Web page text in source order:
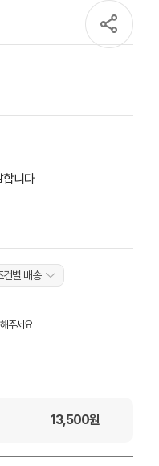
합니다
건별 배송
주세요
13,500원